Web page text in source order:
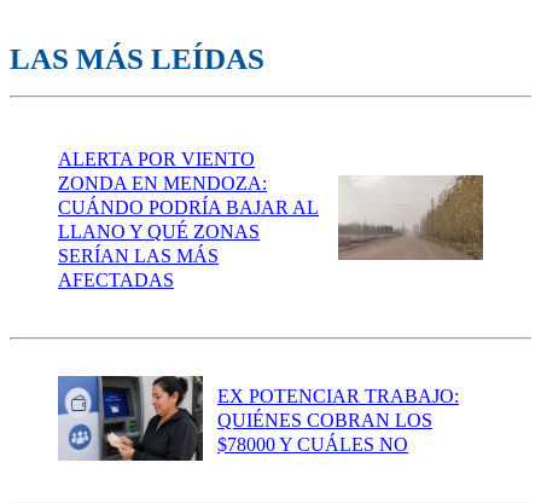
LAS MÁS LEÍDAS
ALERTA POR VIENTO
ZONDA EN MENDOZA:
CUÁNDO PODRÍA BAJAR AL
LLANO Y QUÉ ZONAS
SERÍAN LAS MÁS
AFECTADAS
EX POTENCIAR TRABAJO:
QUIÉNES COBRAN LOS
$78000 Y CUÁLES NO